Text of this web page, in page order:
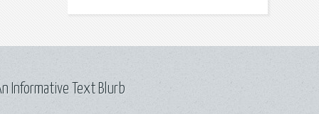
Informative Text Blurb